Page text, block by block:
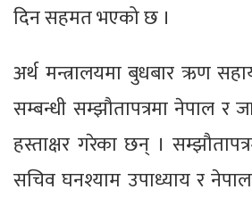
दिन सहमत भएको छ ।
अर्थ मन्त्रालयमा बुधबार ऋण
सम्बन्धी सम्झौतापत्रमा नेपाल र
हस्ताक्षर गरेका छन् ।
सचिव घनश्याम उपाध्याय र